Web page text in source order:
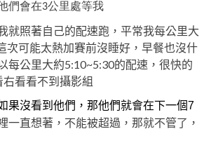
們會在3公里處等我
就照著自己的配速跑，平常我每公里大
次可能太熱加賽前沒睡好，早餐也沒什
每公里大約5:10~5:30的配速，很快的
看看不到攝影組
果沒看到他們，那他們就會在下一個7
一直想著，不能被超過，那就不管了，